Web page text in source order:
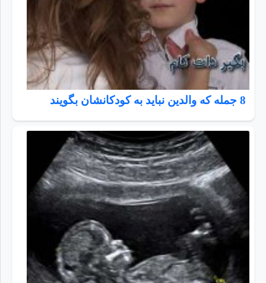
8 جمله که والدین نباید به کودکانشان بگویند